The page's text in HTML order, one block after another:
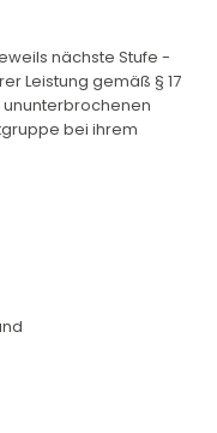
nächste Stufe -
Leistung gemäß § 17
bei ihrem